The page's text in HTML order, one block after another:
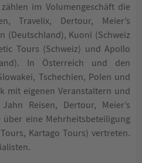
im Volumengeschäft die
Travelix, Dertour, Meier’s
(Deutschland), Kuoni (Schweiz
Tours (Schweiz) und Apollo
In Österreich und den
Tschechien, Polen und
mit eigenen Veranstaltern und
Reisen, Dertour, Meier’s
über eine Mehrheitsbeteiligung
Kartago Tours) vertreten.